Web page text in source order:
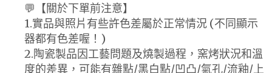
💬【關於下單前注意】
1.實品與照片有些許色差屬於正常情況 (不同顯示
器都有色差喔！)
2.陶瓷製品因工藝問題及燒製過程，窯烤狀況和溫
度的差異，可能有雜點/黑白點/凹凸/氣孔/流釉/上